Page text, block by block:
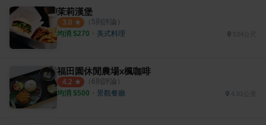
茉莉漢堡
3.0 （ 5則評論）
均消 $270 ・ 美式料理 534公尺
福田園休閒農場x楓咖啡
4.2 （ 6則評論）
均消 $500 ・ 景觀餐廳 4.81公里